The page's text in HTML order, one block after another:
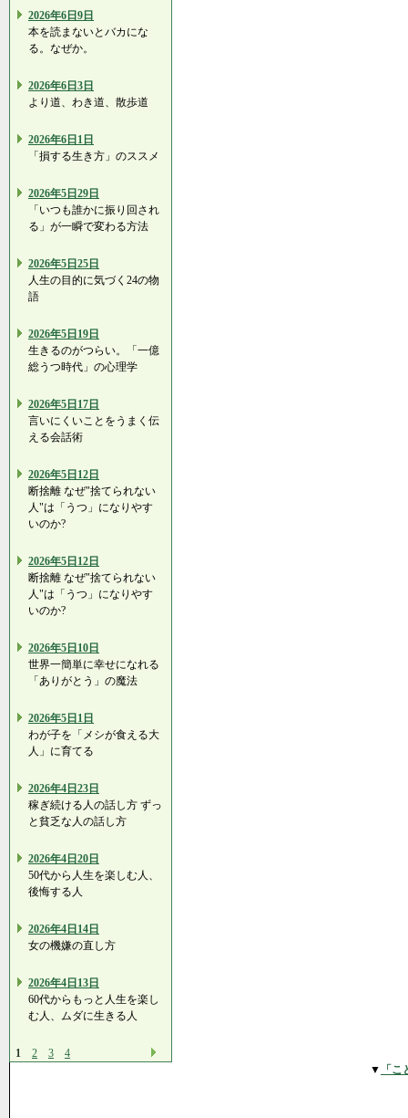
2026年6日9日
本を読まないとバカにな
る。なぜか。
2026年6日3日
より道、わき道、散歩道
2026年6日1日
「損する生き方」のススメ
2026年5日29日
「いつも誰かに振り回され
る」が一瞬で変わる方法
2026年5日25日
人生の目的に気づく24の物
語
2026年5日19日
生きるのがつらい。「一億
総うつ時代」の心理学
2026年5日17日
言いにくいことをうまく伝
える会話術
2026年5日12日
断捨離 なぜ"捨てられない
人"は「うつ」になりやす
いのか?
2026年5日12日
断捨離 なぜ"捨てられない
人"は「うつ」になりやす
いのか?
2026年5日10日
世界一簡単に幸せになれる
「ありがとう」の魔法
2026年5日1日
わが子を「メシが食える大
人」に育てる
2026年4日23日
稼ぎ続ける人の話し方 ずっ
と貧乏な人の話し方
2026年4日20日
50代から人生を楽しむ人、
後悔する人
2026年4日14日
女の機嫌の直し方
2026年4日13日
60代からもっと人生を楽し
む人、ムダに生きる人
1 2 3 4
▼ 「